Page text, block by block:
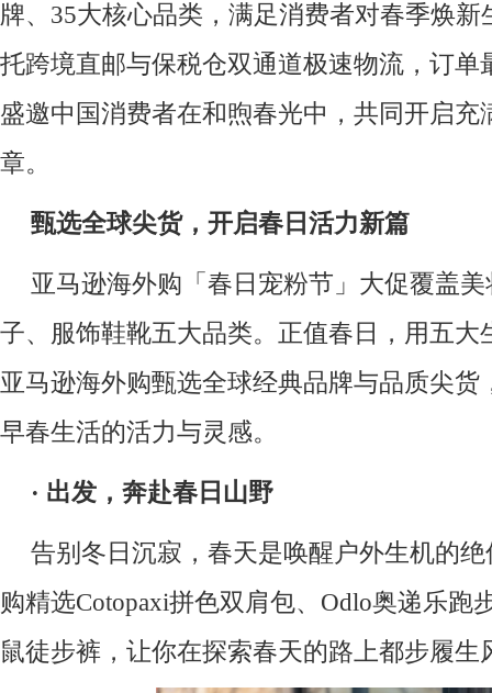
牌、35大核心品类，满足消费者对春季焕新
托跨境直邮与保税仓双通道极速物流，订单
盛邀中国消费者在和煦春光中，共同开启充
章。
甄选全球尖货， 开启春日活力新篇
亚马逊海外购「春日宠粉节」大促覆盖
子、服饰鞋靴五大品类。正值春日，用五大
亚马逊海外购甄选全球经典品牌与品质尖货
早春生活的活力与灵感。
· 出发，奔赴春日山野
告别冬日沉寂，春天是唤醒户外生机的
购精选Cotopaxi拼色双肩包、Odlo奥递乐跑
鼠徒步裤，让你在探索春天的路上都步履生